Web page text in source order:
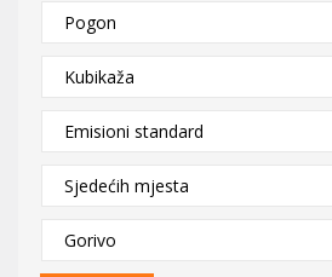
Pogon
Kubikaža
Emisioni standard
Sjedećih mjesta
Gorivo